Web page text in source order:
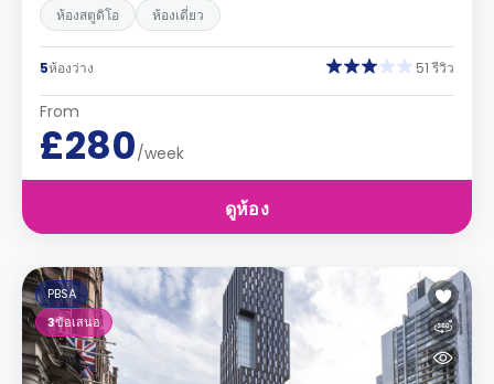
ห้องสตูดิโอ ห้องเดี่ยว
5ห้องว่าง 51 รีวิว
From
£280/week
ดูห้อง
PBSA
3ข้อเสนอ